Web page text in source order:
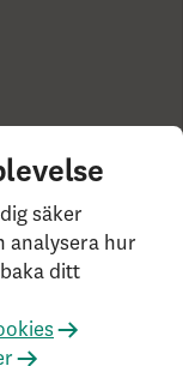
&
personuppgifter
säker
analysera hur
ditt